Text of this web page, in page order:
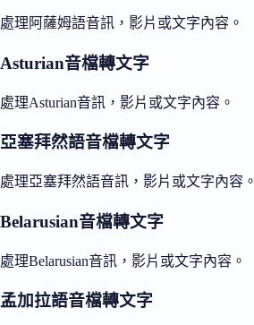
處理阿薩姆語音訊，影片或文字內容。
Asturian音檔轉文字
處理Asturian音訊，影片或文字內容。
亞塞拜然語音檔轉文字
處理亞塞拜然語音訊，影片或文字內容。
Belarusian音檔轉文字
處理Belarusian音訊，影片或文字內容。
孟加拉語音檔轉文字